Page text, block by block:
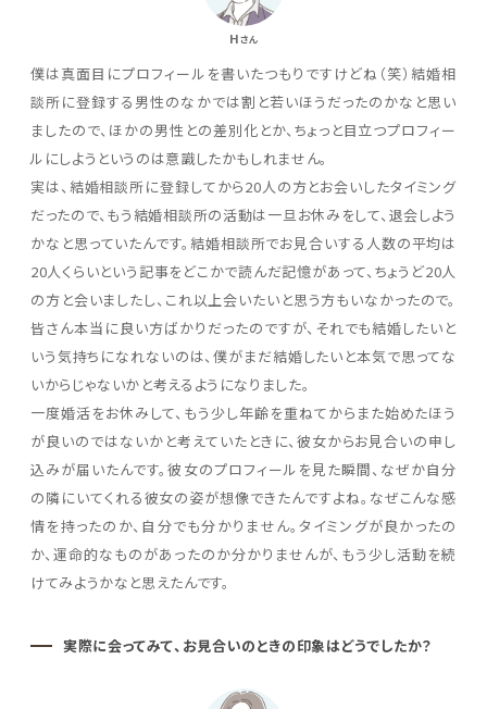
Hさん
僕は真面目にプロフィールを書いたつもりですけどね（笑）結婚相
談所に登録する男性のなかでは割と若いほうだったのかなと思い
ましたので、ほかの男性との差別化とか、ちょっと目立つプロフィー
ルにしようというのは意識したかもしれません。
実は、結婚相談所に登録してから20人の方とお会いしたタイミング
だったので、もう結婚相談所の活動は一旦お休みをして、退会しよう
かなと思っていたんです。結婚相談所でお見合いする人数の平均は
20人くらいという記事をどこかで読んだ記憶があって、ちょうど20人
の方と会いましたし、これ以上会いたいと思う方もいなかったので。
皆さん本当に良い方ばかりだったのですが、それでも結婚したいと
いう気持ちになれないのは、僕がまだ結婚したいと本気で思ってな
いからじゃないかと考えるようになりました。
一度婚活をお休みして、もう少し年齢を重ねてからまた始めたほう
が良いのではないかと考えていたときに、彼女からお見合いの申し
込みが届いたんです。彼女のプロフィールを見た瞬間、なぜか自分
の隣にいてくれる彼女の姿が想像できたんですよね。なぜこんな感
情を持ったのか、自分でも分かりません。タイミングが良かったの
か、運命的なものがあったのか分かりませんが、もう少し活動を続
けてみようかなと思えたんです。
実際に会ってみて、お見合いのときの印象はどうでしたか？